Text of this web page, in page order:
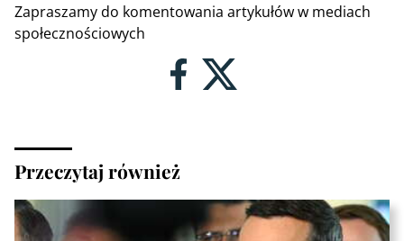
Zapraszamy do komentowania artykułów w mediach
społecznościowych
Przeczytaj również